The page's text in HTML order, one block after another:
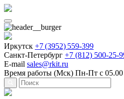
Иркутск +7 (3952) 559-399
Санкт-Петербург +7 (812) 500-25-
E-mail sales@rkit.ru
Время работы (Мск) Пн-Пт с 05.00